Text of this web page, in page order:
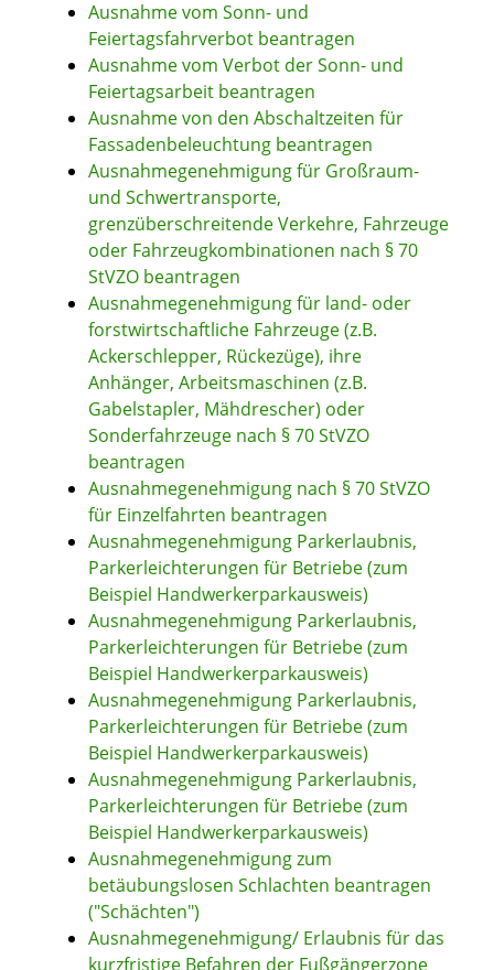
Ausnahme vom Sonn- und
Feiertagsfahrverbot beantragen
Ausnahme vom Verbot der Sonn- und
Feiertagsarbeit beantragen
Ausnahme von den Abschaltzeiten für
Fassadenbeleuchtung beantragen
Ausnahmegenehmigung für Großraum-
und Schwertransporte,
grenzüberschreitende Verkehre, Fahrzeuge
oder Fahrzeugkombinationen nach § 70
StVZO beantragen
Ausnahmegenehmigung für land- oder
forstwirtschaftliche Fahrzeuge (z.B.
Ackerschlepper, Rückezüge), ihre
Anhänger, Arbeitsmaschinen (z.B.
Gabelstapler, Mähdrescher) oder
Sonderfahrzeuge nach § 70 StVZO
beantragen
Ausnahmegenehmigung nach § 70 StVZO
für Einzelfahrten beantragen
Ausnahmegenehmigung Parkerlaubnis,
Parkerleichterungen für Betriebe (zum
Beispiel Handwerkerparkausweis)
Ausnahmegenehmigung Parkerlaubnis,
Parkerleichterungen für Betriebe (zum
Beispiel Handwerkerparkausweis)
Ausnahmegenehmigung Parkerlaubnis,
Parkerleichterungen für Betriebe (zum
Beispiel Handwerkerparkausweis)
Ausnahmegenehmigung Parkerlaubnis,
Parkerleichterungen für Betriebe (zum
Beispiel Handwerkerparkausweis)
Ausnahmegenehmigung zum
betäubungslosen Schlachten beantragen
("Schächten")
Ausnahmegenehmigung/ Erlaubnis für das
kurzfristige Befahren der Fußgängerzone